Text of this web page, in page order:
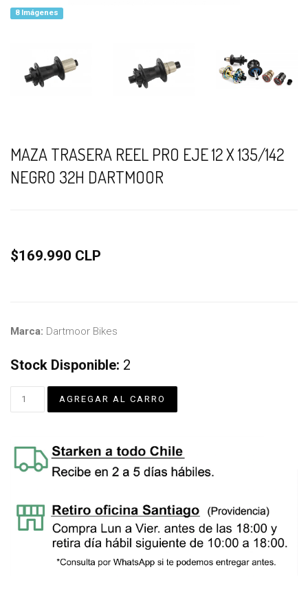
8 Imágenes
MAZA TRASERA REEL PRO EJE 12 X 135/142
NEGRO 32H DARTMOOR
$169.990 CLP
Marca: Dartmoor Bikes
Stock Disponible: 2